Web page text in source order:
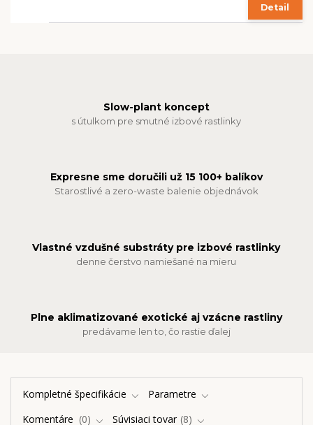
Detail
Slow-plant koncept
s útulkom pre smutné izbové rastlinky
Expresne sme doručili už 15 100+ balíkov
Starostlivé a zero-waste balenie objednávok
Vlastné vzdušné substráty pre izbové rastlinky
denne čerstvo namiešané na mieru
Plne aklimatizované exotické aj vzácne rastliny
predávame len to, čo rastie ďalej
Kompletné špecifikácie
Parametre
Komentáre
0 Súvisiaci tovar 8